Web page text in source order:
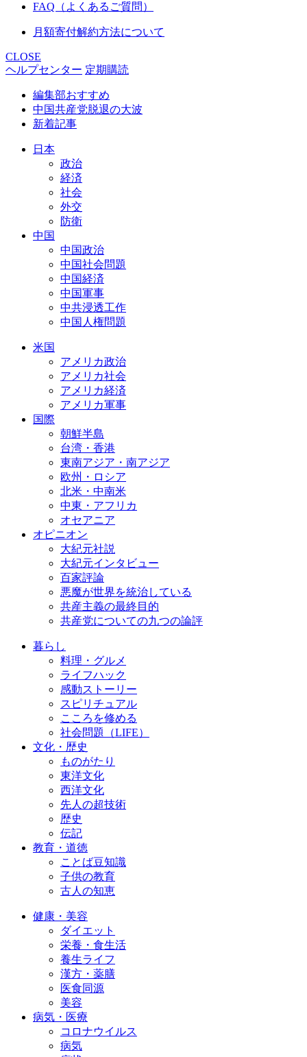
FAQ（よくあるご質問）
月額寄付解約方法について
CLOSE
ヘルプセンター 定期購読
編集部おすすめ
中国共産党脱退の大波
新着記事
日本
政治
経済
社会
外交
防衛
中国
中国政治
中国社会問題
中国経済
中国軍事
中共浸透工作
中国人権問題
米国
アメリカ政治
アメリカ社会
アメリカ経済
アメリカ軍事
国際
朝鮮半島
台湾・香港
東南アジア・南アジア
欧州・ロシア
北米・中南米
中東・アフリカ
オセアニア
オピニオン
大紀元社説
大紀元インタビュー
百家評論
悪魔が世界を統治している
共産主義の最終目的
共産党についての九つの論評
暮らし
料理・グルメ
ライフハック
感動ストーリー
スピリチュアル
こころを修める
社会問題（LIFE）
文化・歴史
ものがたり
東洋文化
西洋文化
先人の超技術
歴史
伝記
教育・道徳
ことば豆知識
子供の教育
古人の知恵
健康・美容
ダイエット
栄養・食生活
養生ライフ
漢方・薬膳
医食同源
美容
病気・医療
コロナウイルス
病気